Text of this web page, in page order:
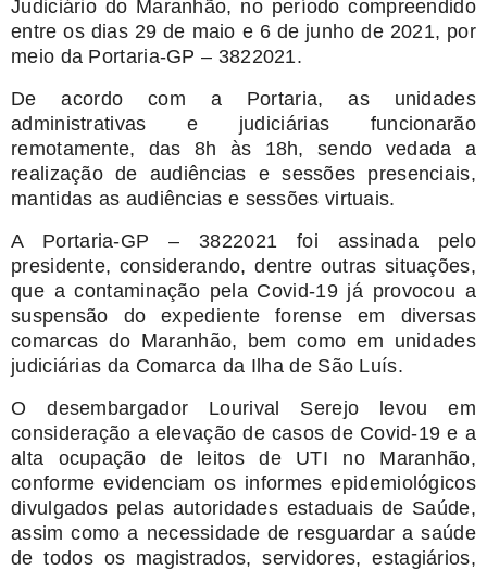
Judiciário do Maranhão, no período compreendido
entre os dias 29 de maio e 6 de junho de 2021, por
meio da Portaria-GP – 3822021.
De acordo com a Portaria, as unidades
administrativas e judiciárias funcionarão
remotamente, das 8h às 18h, sendo vedada a
realização de audiências e sessões presenciais,
mantidas as audiências e sessões virtuais.
A Portaria-GP – 3822021 foi assinada pelo
presidente, considerando, dentre outras situações,
que a contaminação pela Covid-19 já provocou a
suspensão do expediente forense em diversas
comarcas do Maranhão, bem como em unidades
judiciárias da Comarca da Ilha de São Luís.
O desembargador Lourival Serejo levou em
consideração a elevação de casos de Covid-19 e a
alta ocupação de leitos de UTI no Maranhão,
conforme evidenciam os informes epidemiológicos
divulgados pelas autoridades estaduais de Saúde,
assim como a necessidade de resguardar a saúde
de todos os magistrados, servidores, estagiários,